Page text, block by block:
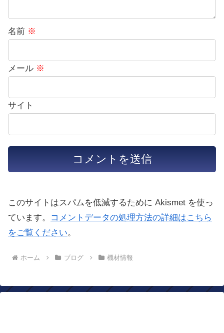
名前 ※
メール ※
サイト
このサイトはスパムを低減するために Akismet を使っ
ています。
コメントデータの処理方法の詳細はこちら
をご覧ください。
ホーム ブログ 機材情報